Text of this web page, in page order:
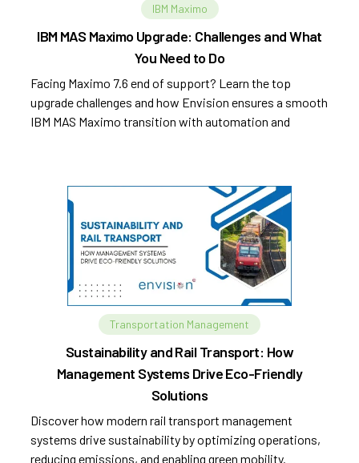
IBM Maximo
IBM MAS Maximo Upgrade: Challenges and What
You Need to Do
Facing Maximo 7.6 end of support? Learn the top
upgrade challenges and how Envision ensures a smooth
IBM MAS Maximo transition with automation and
Transportation Management
Sustainability and Rail Transport: How
Management Systems Drive Eco-Friendly
Solutions
Discover how modern rail transport management
systems drive sustainability by optimizing operations,
reducing emissions, and enabling green mobility.